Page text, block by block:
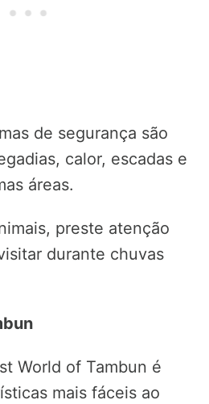
de segurança são
calor, escadas e
áreas.
preste atenção
durante chuvas
World of Tambun é
mais fáceis ao